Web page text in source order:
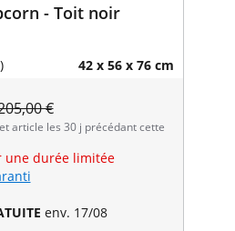
- Toit noir
42 x 56 x 76 cm
€
article les 30 j précédant cette
une durée limitée
env. 17/08